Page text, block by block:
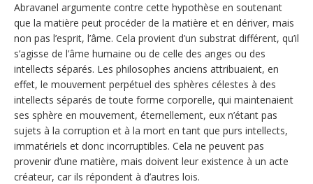
Abravanel argumente contre cette hypothèse en soutenant
que la matière peut procéder de la matière et en dériver, mais
non pas l’esprit, l’âme. Cela provient d’un substrat différent, qu’il
s’agisse de l’âme humaine ou de celle des anges ou des
intellects séparés. Les philosophes anciens attribuaient, en
effet, le mouvement perpétuel des sphères célestes à des
intellects séparés de toute forme corporelle, qui maintenaient
ses sphère en mouvement, éternellement, eux n’étant pas
sujets à la corruption et à la mort en tant que purs intellects,
immatériels et donc incorruptibles. Cela ne peuvent pas
provenir d’une matière, mais doivent leur existence à un acte
créateur, car ils répondent à d’autres lois.